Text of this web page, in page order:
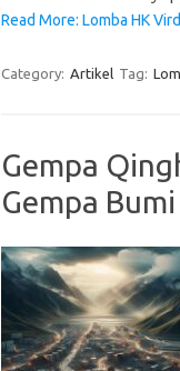
Read More: Lomba HK
Category: Artikel Tag:
Gempa
Gempa